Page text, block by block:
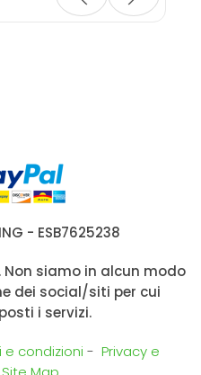
- ESB7625238
siamo in alcun modo
dei social/siti per cui
i servizi.
e condizioni - Privacy e